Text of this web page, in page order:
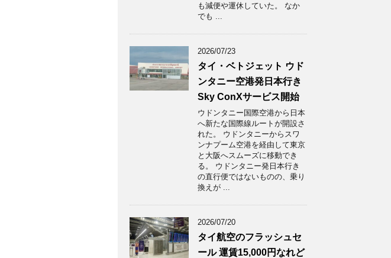
も減便や運休していた。 なか
でも ...
2026/07/23
タイ・ベトジェット ウド
ンタニー空港発日本行き
Sky ConXサービス開始
ウドンタニー国際空港から日本
へ新たな国際線ルートが開設さ
れた。 ウドンタニーからスワ
ンナプーム空港を経由して東京
と大阪へスムーズに移動でき
る。 ウドンタニー発日本行き
の直行便ではないものの、乗り
換えが ...
2026/07/20
タイ航空のフラッシュセ
ール 運賃15,000円なれど